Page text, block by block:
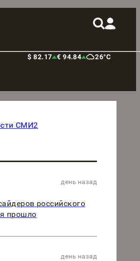
$ 82.17 € 94.84 26°C
СМИ2
день назад
российского
прошло
день назад